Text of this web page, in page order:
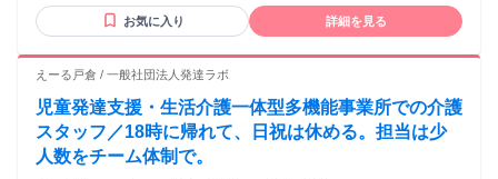
看護師の管理者候補の道や正社員採用の道もあります。 ◆子
育てがひと段落し、培った経験を活かして フルタイムでしっ
―――――――――――――――――――― ●障がい児支
放課後等デイサービス・児童デイでの勤務経験歓迎 ●障がい
者福祉や福祉施設での実務経験がある方優遇 ●学歴・年齢不
問◎ ●第2新卒・中高年・主婦の方も多数活躍中 ●男性・女性
ともに働きやすい職場です ●20代〜50代まで幅広い年代が在
お気に入り 詳細を見る
えーる戸倉 / 一般社団法人発達ラボ
児童発達支援・生活介護一体型多機能事業所での介護
スタッフ／18時に帰れて、日祝は休める。担当は少
人数をチーム体制で。